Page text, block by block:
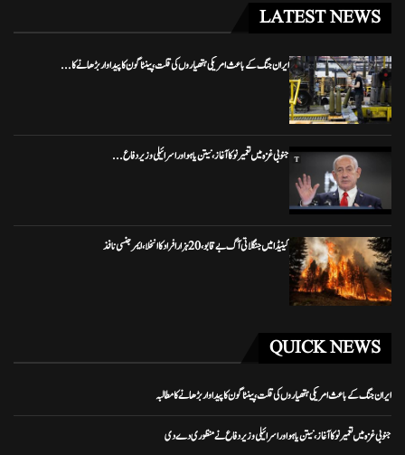
LATEST NEWS
ایران جنگ کے باعث امریکی ہتھیاروں کی قلت، پینٹاگون کا پیداوار بڑھانے کا...
جنوبی غزہ میں تعمیر نو کا آغاز، نیتن یاہو اور اسرائیلی وزیر دفاع...
کینیڈا میں جنگلاتی آگ بے قابو، 20 ہزار افراد کا انخلا، ایمرجنسی نافذ
QUICK NEWS
ایران جنگ کے باعث امریکی ہتھیاروں کی قلت، پینٹاگون کا پیداوار بڑھانے کا مطالبہ
جنوبی غزہ میں تعمیر نو کا آغاز، نیتن یاہو اور اسرائیلی وزیر دفاع نے منظوری دے دی